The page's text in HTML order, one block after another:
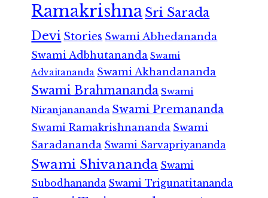
RamakrishnaSri Sarada
Devi Stories Swami Abhedananda
Swami Adbhutananda Swami
Advaitananda Swami Akhandananda
Swami Brahmananda Swami
Niranjanananda Swami Premananda
Swami Ramakrishnananda Swami
Saradananda Swami Sarvapriyananda
Swami Shivananda Swami
Subodhananda Swami Trigunatitananda